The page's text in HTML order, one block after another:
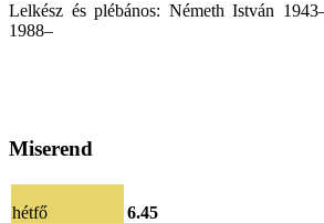
Lelkész és plébános: Németh István
1988–
Miserend
hétfő 6.45